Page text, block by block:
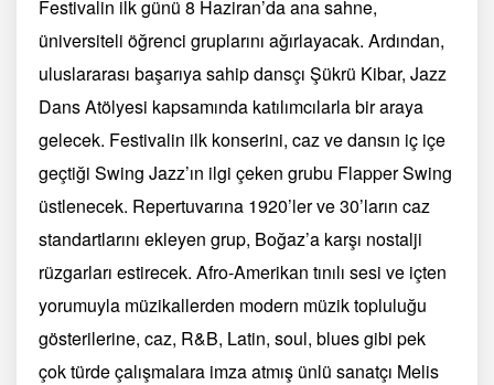
Festivalin ilk günü 8 Haziran’da ana sahne,
üniversiteli öğrenci gruplarını ağırlayacak. Ardından,
uluslararası başarıya sahip dansçı Şükrü Kibar, Jazz
Dans Atölyesi kapsamında katılımcılarla bir araya
gelecek. Festivalin ilk konserini, caz ve dansın iç içe
geçtiği Swing Jazz’ın ilgi çeken grubu Flapper Swing
üstlenecek. Repertuvarına 1920’ler ve 30’ların caz
standartlarını ekleyen grup, Boğaz’a karşı nostalji
rüzgarları estirecek. Afro-Amerikan tınılı sesi ve içten
yorumuyla müzikallerden modern müzik topluluğu
gösterilerine, caz, R&B, Latin, soul, blues gibi pek
çok türde çalışmalara imza atmış ünlü sanatçı Melis